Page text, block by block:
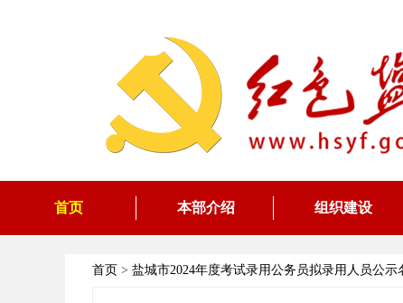
首页 本部介绍 组织建设
首页 > 盐城市2024年度考试录用公务员拟录用人员公示